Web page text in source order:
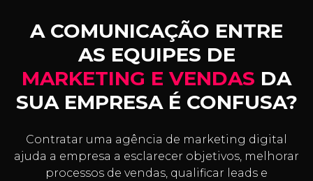
A COMUNICAÇÃO ENTRE
AS EQUIPES DE
MARKETING E VENDAS DA
SUA EMPRESA É CONFUSA?
Contratar uma agência de marketing digital
ajuda a empresa a esclarecer objetivos, melhorar
processos de vendas, qualificar leads e